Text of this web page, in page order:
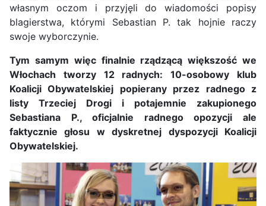
własnym oczom i przyjęli do wiadomości popisy
blagierstwa, którymi Sebastian P. tak hojnie raczy
swoje wyborczynie.
Tym samym więc finalnie rządzącą większość we
Włochach tworzy 12 radnych: 10-osobowy klub
Koalicji Obywatelskiej popierany przez radnego z
listy Trzeciej Drogi i potajemnie zakupionego
Sebastiana P., oficjalnie radnego opozycji ale
faktycznie głosu w dyskretnej dyspozycji Koalicji
Obywatelskiej.